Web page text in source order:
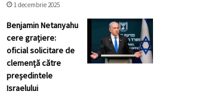
1 decembrie 2025
Benjamin Netanyahu
cere grațiere:
oficial solicitare de
clemență către
președintele
Israelului